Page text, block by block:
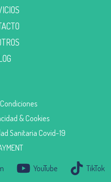
& Cookies
Sanitaria Covid-19
YouTube TikTok